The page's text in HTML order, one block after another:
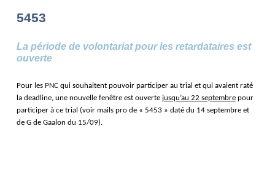
5453
La période de volontariat pour les retardataires est
ouverte
Pour les PNC qui souhaitent pouvoir participer au trial et qui avaient raté
la deadline, une nouvelle fenêtre est ouverte jusqu’au 22 septembrepour
participer à ce trial (voir mails pro de « 5453 » daté du 14 septembre et
de G de Gaalon du 15/09).